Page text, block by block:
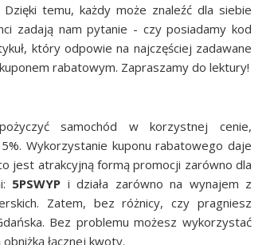
temu, każdy może znaleźć dla siebie
zadają nam pytanie - czy posiadamy kod
który odpowie na najczęściej zadawane
rabatowym. Zapraszamy do lektury!
samochód w korzystnej cenie,
Wykorzystanie kuponu rabatowego daje
jest atrakcyjną formą promocji zarówno dla
5PSWYP i działa zarówno na wynajem z
Zatem, bez różnicy, czy pragniesz
Bez problemu możesz wykorzystać
łącznej kwoty.